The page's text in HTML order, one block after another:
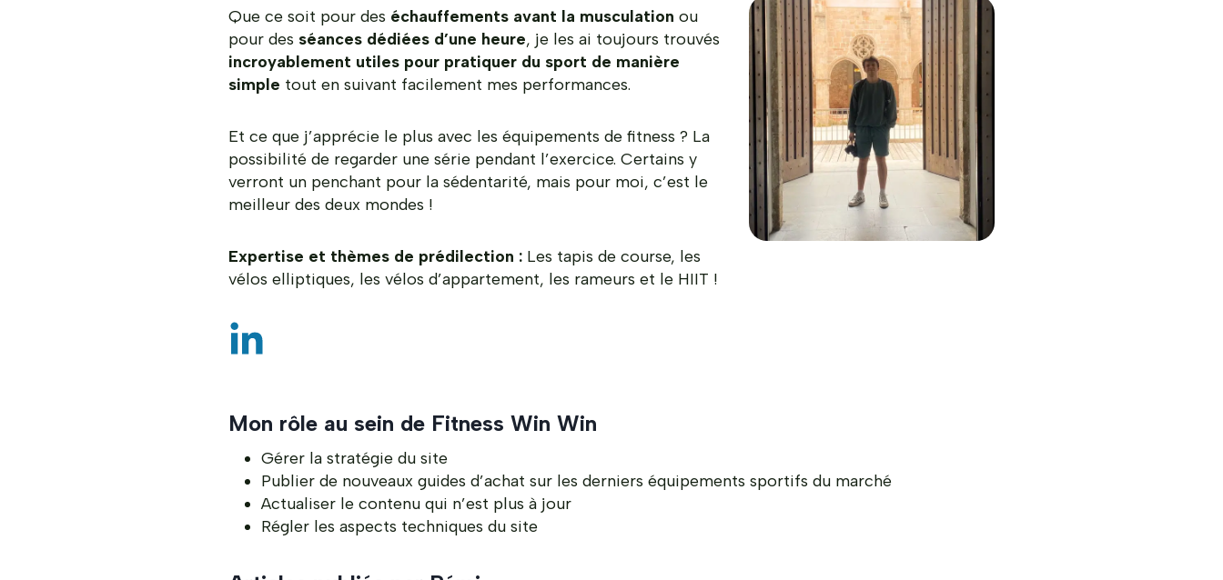
Que ce soit pour des échauffements avant la musculation ou
pour des séances dédiées d’une heure, je les ai toujours trouvés
incroyablement utiles pour pratiquer du sport de manière
simple tout en suivant facilement mes performances.
Et ce que j’apprécie le plus avec les équipements de fitness ? La
possibilité de regarder une série pendant l’exercice. Certains y
verront un penchant pour la sédentarité, mais pour moi, c’est le
meilleur des deux mondes !
Expertise et thèmes de prédilection : Les tapis de course, les
vélos elliptiques, les vélos d’appartement, les rameurs et le HIIT !
Mon rôle au sein de Fitness Win Win
Gérer la stratégie du site
Publier de nouveaux guides d’achat sur les derniers équipements sportifs du marché
Actualiser le contenu qui n’est plus à jour
Régler les aspects techniques du site